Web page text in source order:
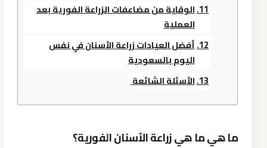
الوقاية من مضاعفات الزراعة الفورية بعد
العملية
أفضل العيادات زراعة الأسنان في نفس
اليوم بالسعودية
الأسئلة الشائعة
ما هي ما هي زراعة الأسنان الفورية؟